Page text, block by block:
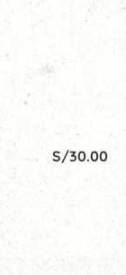
S/30.00